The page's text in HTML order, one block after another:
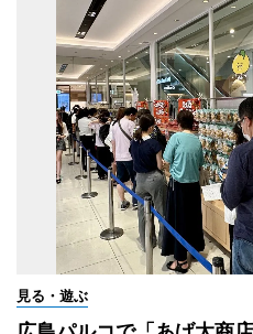
見る・遊ぶ